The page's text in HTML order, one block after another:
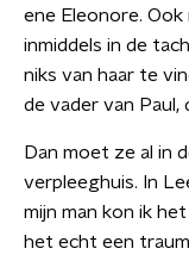
ene Eleonore. Ook
inmiddels in de
niks van haar te
de vader van Paul,
Dan moet ze al in
verpleeghuis. In
mijn man kon ik
het echt een